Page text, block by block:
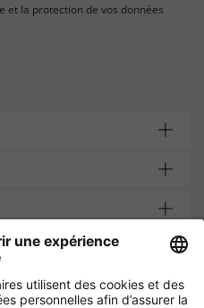
et la protection de vos données